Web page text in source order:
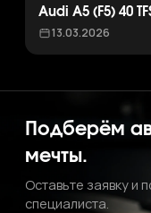
Audi A5 (F5) 40
13.03.2026
Подберём
мечты.
Оставьте заявку и
специалиста.